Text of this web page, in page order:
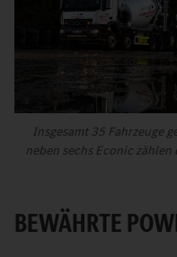
Insgesamt 35 Fahrzeuge
neben sechs Econic
BEWÄHRTE